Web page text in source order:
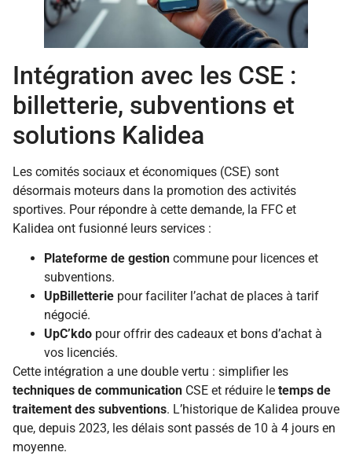
Intégration avec les CSE :
billetterie, subventions et
solutions Kalidea
Les comités sociaux et économiques (CSE) sont
désormais moteurs dans la promotion des activités
sportives. Pour répondre à cette demande, la FFC et
Kalidea ont fusionné leurs services :
Plateforme de gestion commune pour licences et
subventions.
UpBilletterie pour faciliter l’achat de places à tarif
négocié.
UpC’kdo pour offrir des cadeaux et bons d’achat à
vos licenciés.
Cette intégration a une double vertu : simplifier les
techniques de communication CSE et réduire le temps de
traitement des subventions. L’historique de Kalidea prouve
que, depuis 2023, les délais sont passés de 10 à 4 jours en
moyenne.